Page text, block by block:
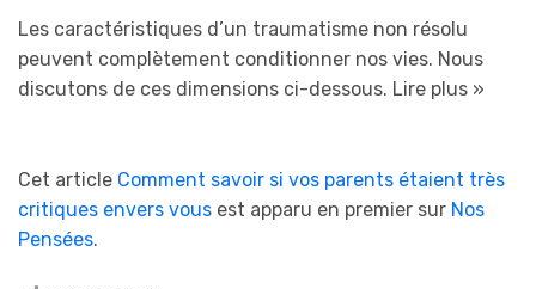
Les caractéristiques d’un traumatisme non résolu
peuvent complètement conditionner nos vies. Nous
discutons de ces dimensions ci-dessous. Lire plus »
Cet article Comment savoir si vos parents étaient très
critiques envers vous est apparu en premier sur Nos
Pensées.